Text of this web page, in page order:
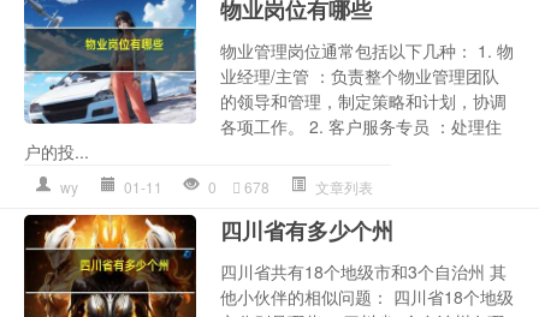
物业岗位有哪些
物业管理岗位通常包括以下几种： 1. 物
业经理/主管 ：负责整个物业管理团队
的领导和管理，制定策略和计划，协调
各项工作。 2. 客户服务专员 ：处理住
户的投...
wy 01-11 0 678 文章列表
四川省有多少个州
四川省共有18个地级市和3个自治州 其
他小伙伴的相似问题： 四川省18个地级